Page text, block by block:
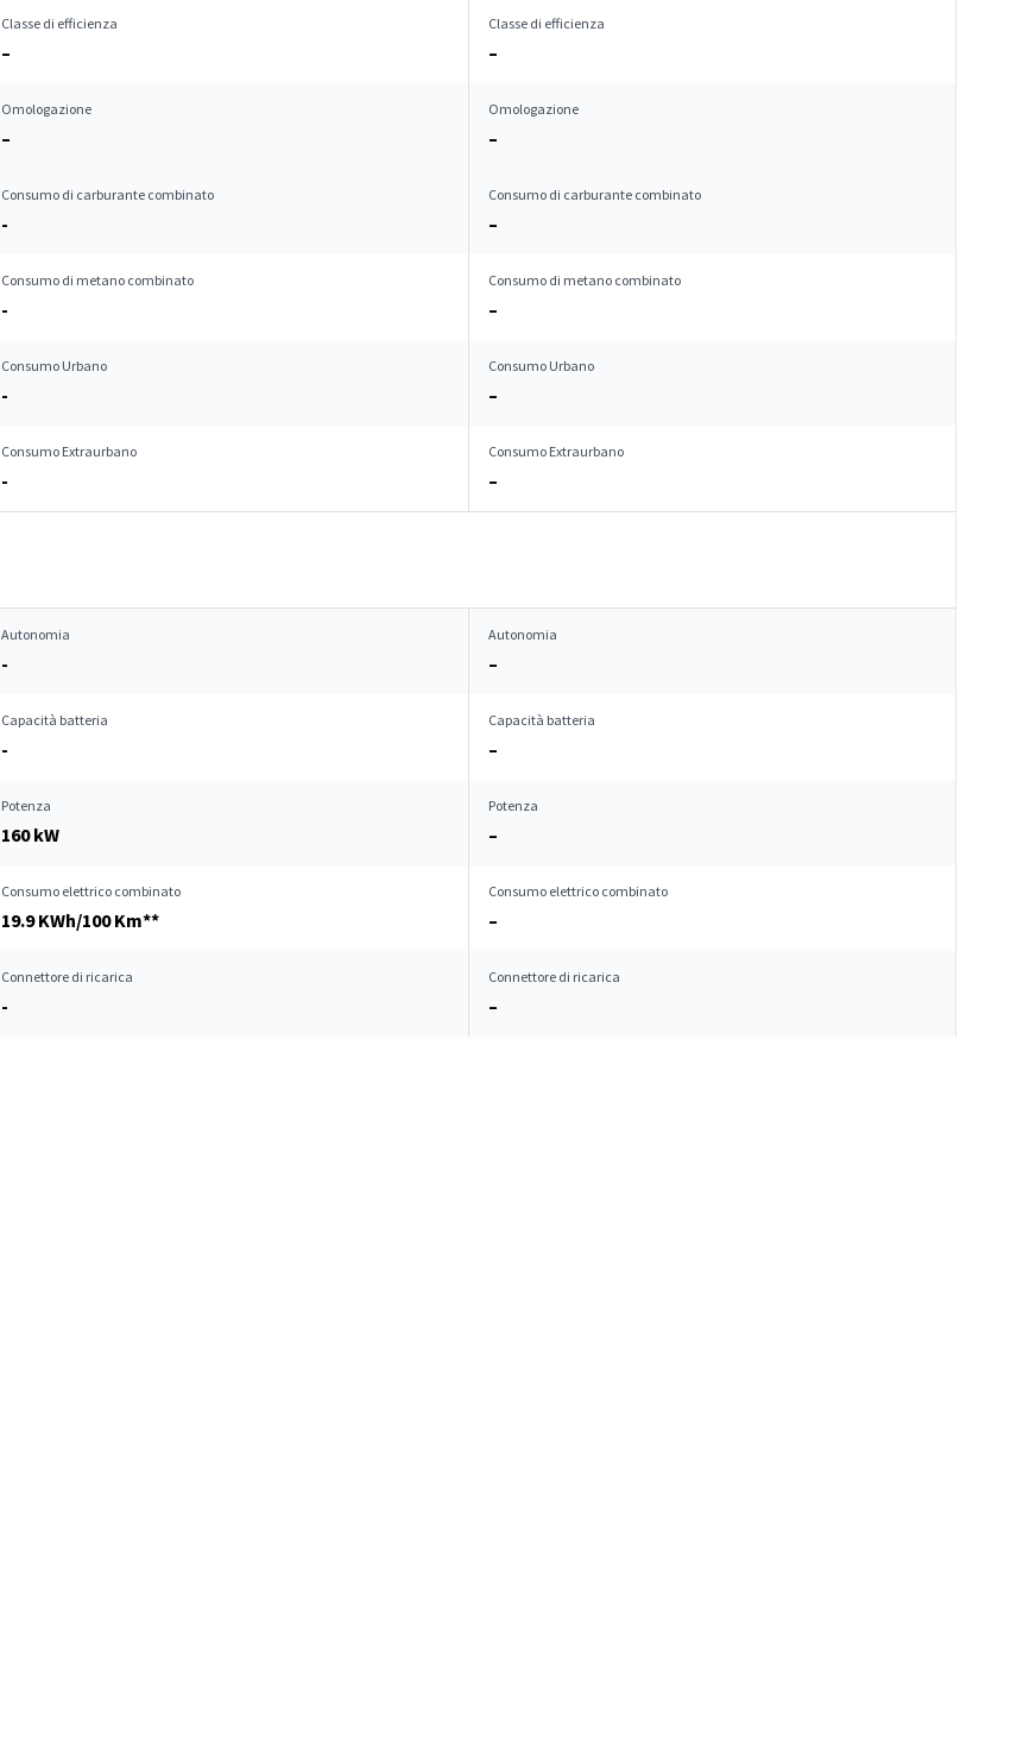
Classe di efficienza
–
Classe di efficienza
–
Omologazione
–
Omologazione
–
Consumo di carburante combinato
-
Consumo di carburante combinato
–
Consumo di metano combinato
-
Consumo di metano combinato
–
Consumo Urbano
-
Consumo Urbano
–
Consumo Extraurbano
-
Consumo Extraurbano
–
Autonomia
-
Autonomia
–
Capacità batteria
-
Capacità batteria
–
Potenza
160 kW
Potenza
–
Consumo elettrico combinato
19.9 KWh/100 Km**
Consumo elettrico combinato
–
Connettore di ricarica
-
Connettore di ricarica
–